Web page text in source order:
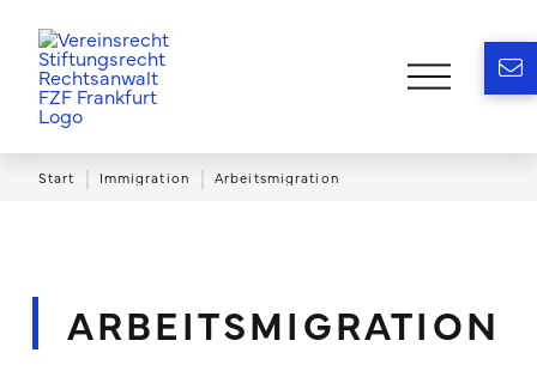
Start | Immigration | Arbeitsmigration
ARBEITSMIGRATION